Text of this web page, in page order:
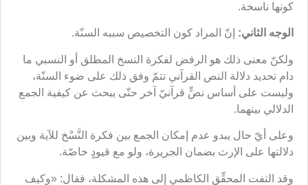
كونها ناسخة.
الوجه الثاني: إنّ المراد كون التخصيص سببه السنّة.
ولكنّ معنى ذلك هو الرفض لفكرة النسخ المطلق أو النسبي ما
دام تحديد دلالة النص القرآني تتمّ وفق ذلك على ضوء السنّة،
وليست على أساس نصٍّ قرآنيّ آخر حتّى يبحث عن كيفية الجمع
الدلالي بينهما.
وعلى أيّ حال يبدو عدم إمكان الجمع بين فكرة النَّسْخ للآية وبين
دلالتها على الإرث بضمان الجريرة، ولو مع قيودٍ خاصّة.
وقد التفت المحقِّق الكاظمي إلى هذه المشكلة، فقال: «وكيف